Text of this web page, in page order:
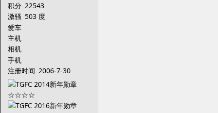
积分 22543
激骚 503 度
爱车
主机
相机
手机
注册时间 2006-7-30